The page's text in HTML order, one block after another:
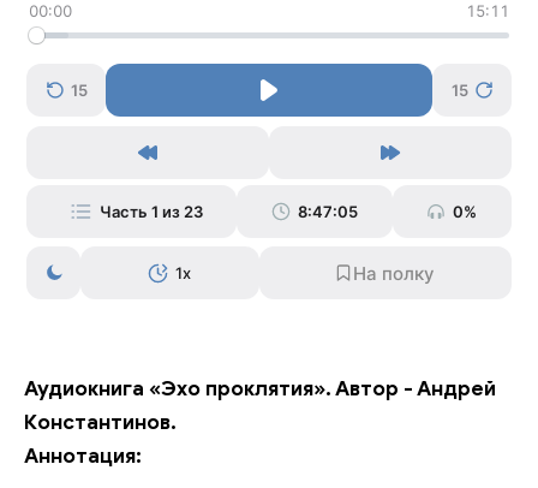
00:00 15:11
15 15
Часть 1 из 23 8:47:05 0%
1x
Аудиокнига «Эхо проклятия». Автор - Андрей
Константинов.
Аннотация: